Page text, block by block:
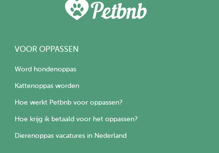
VOOR OPPASSEN
Word hondenoppas
Kattenoppas worden
Hoe werkt Petbnb voor oppassen?
Hoe krijg ik betaald voor het oppassen?
Dierenoppas vacatures in Nederland